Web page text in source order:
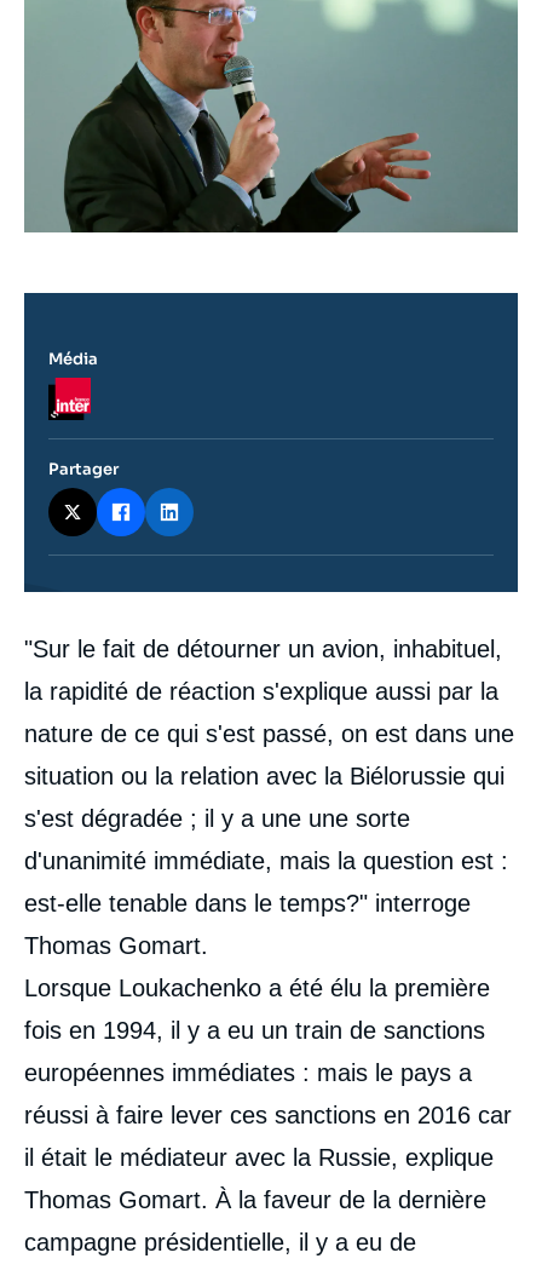
Contenu
intervention
médiatique
"Sur le fait de détourner un avion, inhabituel,
la rapidité de réaction s'explique aussi par la
nature de ce qui s'est passé, on est dans une
situation ou la relation avec la Biélorussie qui
s'est dégradée ; il y a une une sorte
d'unanimité immédiate, mais la question est :
est-elle tenable dans le temps?" interroge
Thomas Gomart.
Lorsque Loukachenko a été élu la première
fois en 1994, il y a eu un train de sanctions
européennes immédiates : mais le pays a
réussi à faire lever ces sanctions en 2016 car
il était le médiateur avec la Russie, explique
Thomas Gomart. À la faveur de la dernière
campagne présidentielle, il y a eu de
Média
Logo
Partager